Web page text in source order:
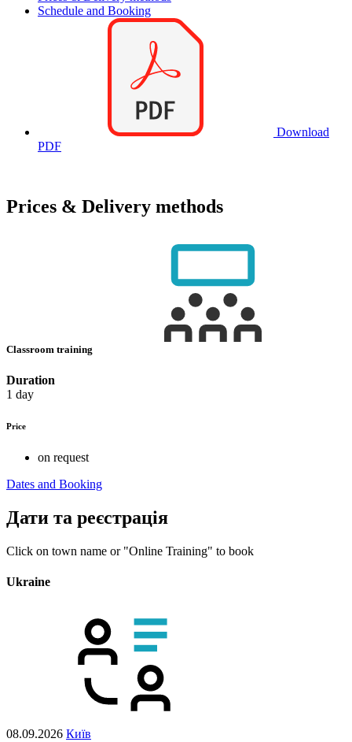
Schedule and Booking
Download
PDF
Prices & Delivery methods
Classroom training
Duration
1 day
Price
on request
Dates and Booking
Дати та реєстрація
Click on town name or "Online Training" to book
Ukraine
08.09.2026 Київ